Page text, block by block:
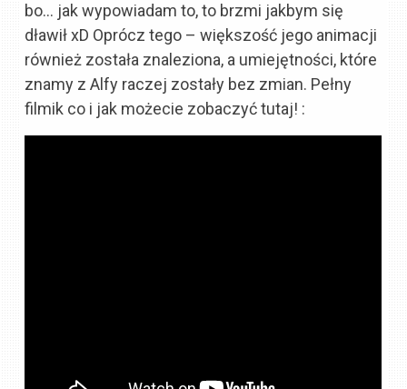
bo… jak wypowiadam to, to brzmi jakbym się
dławił xD Oprócz tego – większość jego animacji
również została znaleziona, a umiejętności, które
znamy z Alfy raczej zostały bez zmian. Pełny
filmik co i jak możecie zobaczyć tutaj! :